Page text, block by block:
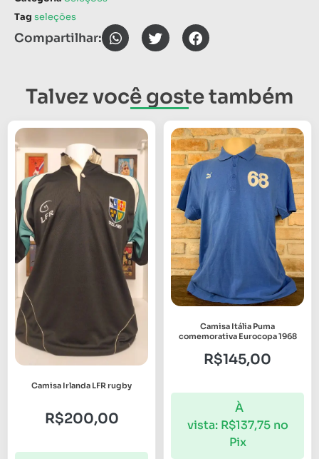
Tag seleções
Compartilhar:
Talvez você goste também
Camisa Irlanda LFR rugby
R$200,00
Camisa Itália Puma
comemorativa Eurocopa 1968
R$145,00
À
vista: R$137,75 no
Pix